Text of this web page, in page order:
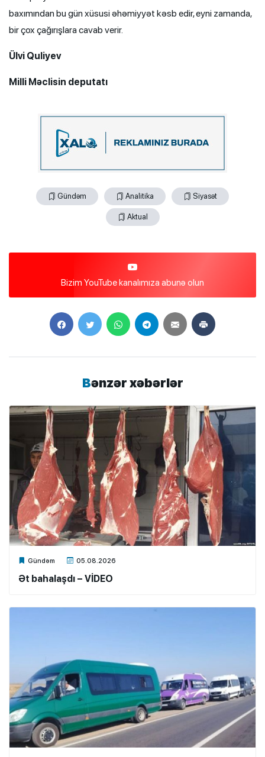
baxımından bu gün xüsusi əhəmiyyət kəsb edir, eyni zamanda,
bir çox çağırışlara cavab verir.
Ülvi Quliyev
Milli Məclisin deputatı
Gündəm Analitika Siyasət
Aktual
Bizim YouTube kanalımıza abunə olun
Bənzər xəbərlər
Gündəm 05.08.2026
Xalq.Online
Ət bahalaşdı – VİDEO